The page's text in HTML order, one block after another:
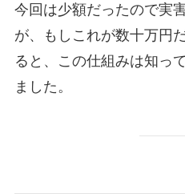
今回は少額だったので実
が、もしこれが数十万円
ると、この仕組みは知っ
ました。